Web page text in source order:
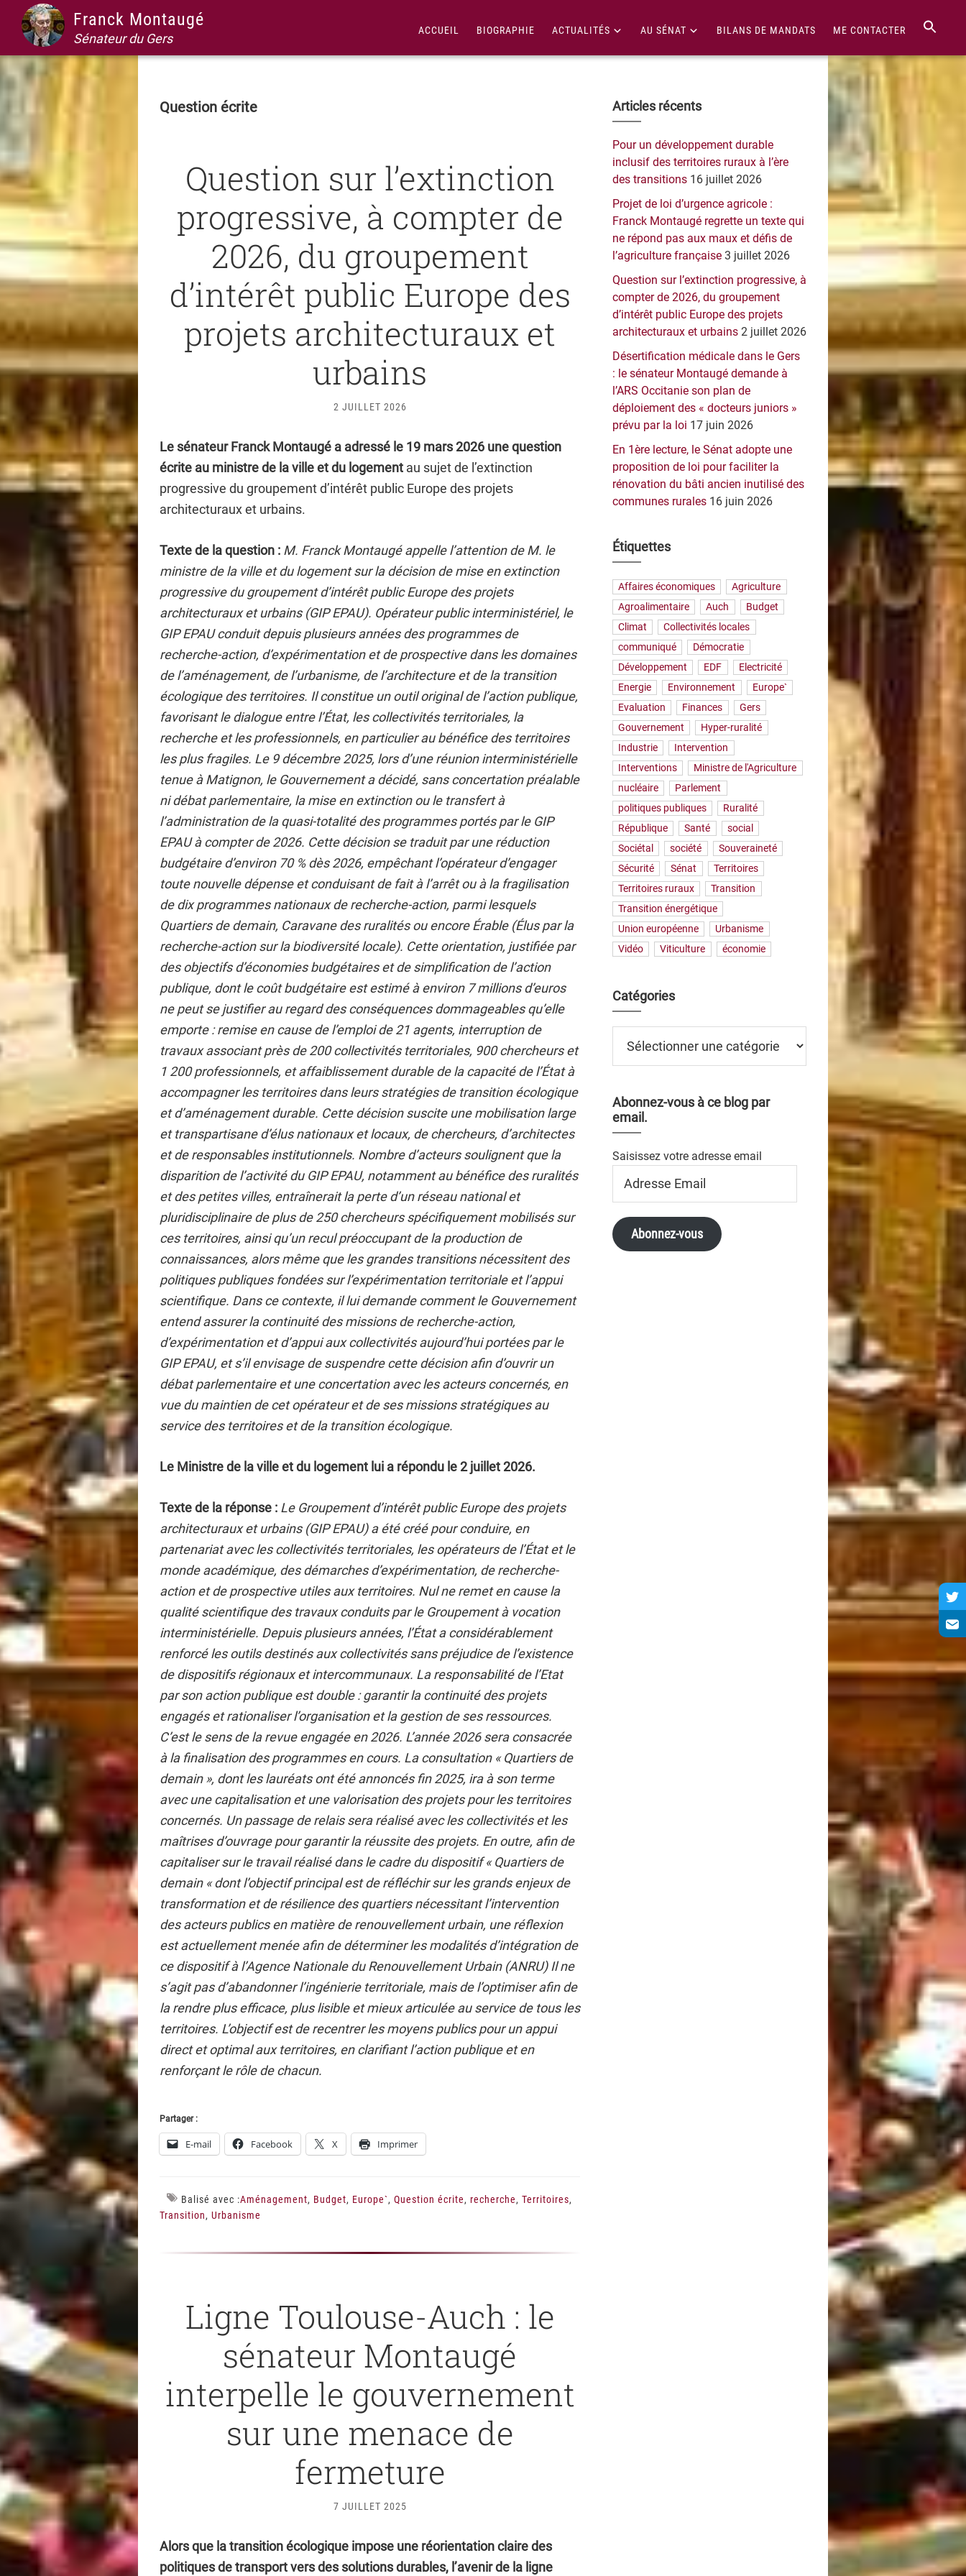
Passer
la
navigation
principale
Passer
contenu
principal
Passer
la
barre
latérale
principale
Passer
pied
de
page
Franck Montaugé
Sénateur du Gers
ACCUEIL BIOGRAPHIE ACTUALITÉS AU SÉNAT BILANS DE MANDATS ME CONTACTER
Question écrite
Question sur l’extinction
progressive, à compter de
2026, du groupement
d’intérêt public Europe des
projets architecturaux et
urbains
2 JUILLET 2026
Le sénateur Franck Montaugé a adressé le 19 mars 2026 une question
écrite au ministre de la ville et du logement au sujet de l’extinction
progressive du groupement d’intérêt public Europe des projets
architecturaux et urbains.
Texte de la question : M. Franck Montaugé appelle l’attention de M. le
ministre de la ville et du logement sur la décision de mise en extinction
progressive du groupement d’intérêt public Europe des projets
architecturaux et urbains (GIP EPAU). Opérateur public interministériel, le
GIP EPAU conduit depuis plusieurs années des programmes de
recherche-action, d’expérimentation et de prospective dans les domaines
de l’aménagement, de l’urbanisme, de l’architecture et de la transition
écologique des territoires. Il constitue un outil original de l’action publique,
favorisant le dialogue entre l’État, les collectivités territoriales, la
recherche et les professionnels, en particulier au bénéfice des territoires
les plus fragiles. Le 9 décembre 2025, lors d’une réunion interministérielle
tenue à Matignon, le Gouvernement a décidé, sans concertation préalable
ni débat parlementaire, la mise en extinction ou le transfert à
l’administration de la quasi-totalité des programmes portés par le GIP
EPAU à compter de 2026. Cette décision se traduit par une réduction
budgétaire d’environ 70 % dès 2026, empêchant l’opérateur d’engager
toute nouvelle dépense et conduisant de fait à l’arrêt ou à la fragilisation
de dix programmes nationaux de recherche-action, parmi lesquels
Quartiers de demain, Caravane des ruralités ou encore Érable (Élus par la
recherche-action sur la biodiversité locale). Cette orientation, justifiée par
des objectifs d’économies budgétaires et de simplification de l’action
publique, dont le coût budgétaire est estimé à environ 7 millions d’euros
ne peut se justifier au regard des conséquences dommageables qu’elle
emporte : remise en cause de l’emploi de 21 agents, interruption de
travaux associant près de 200 collectivités territoriales, 900 chercheurs et
1 200 professionnels, et affaiblissement durable de la capacité de l’État à
accompagner les territoires dans leurs stratégies de transition écologique
et d’aménagement durable. Cette décision suscite une mobilisation large
et transpartisane d’élus nationaux et locaux, de chercheurs, d’architectes
et de responsables institutionnels. Nombre d’acteurs soulignent que la
disparition de l’activité du GIP EPAU, notamment au bénéfice des ruralités
et des petites villes, entraînerait la perte d’un réseau national et
pluridisciplinaire de plus de 250 chercheurs spécifiquement mobilisés sur
ces territoires, ainsi qu’un recul préoccupant de la production de
connaissances, alors même que les grandes transitions nécessitent des
politiques publiques fondées sur l’expérimentation territoriale et l’appui
scientifique. Dans ce contexte, il lui demande comment le Gouvernement
entend assurer la continuité des missions de recherche-action,
d’expérimentation et d’appui aux collectivités aujourd’hui portées par le
GIP EPAU, et s’il envisage de suspendre cette décision afin d’ouvrir un
débat parlementaire et une concertation avec les acteurs concernés, en
vue du maintien de cet opérateur et de ses missions stratégiques au
service des territoires et de la transition écologique.
Le Ministre de la ville et du logement lui a répondu le 2 juillet 2026.
Texte de la réponse : Le Groupement d’intérêt public Europe des projets
architecturaux et urbains (GIP EPAU) a été créé pour conduire, en
partenariat avec les collectivités territoriales, les opérateurs de l’État et le
monde académique, des démarches d’expérimentation, de recherche-
action et de prospective utiles aux territoires. Nul ne remet en cause la
qualité scientifique des travaux conduits par le Groupement à vocation
interministérielle. Depuis plusieurs années, l’État a considérablement
renforcé les outils destinés aux collectivités sans préjudice de l’existence
de dispositifs régionaux et intercommunaux. La responsabilité de l’Etat
par son action publique est double : garantir la continuité des projets
engagés et rationaliser l’organisation et la gestion de ses ressources.
C’est le sens de la revue engagée en 2026. L’année 2026 sera consacrée
à la finalisation des programmes en cours. La consultation « Quartiers de
demain », dont les lauréats ont été annoncés fin 2025, ira à son terme
avec une capitalisation et une valorisation des projets pour les territoires
concernés. Un passage de relais sera réalisé avec les collectivités et les
maîtrises d’ouvrage pour garantir la réussite des projets. En outre, afin de
capitaliser sur le travail réalisé dans le cadre du dispositif « Quartiers de
demain « dont l’objectif principal est de réfléchir sur les grands enjeux de
transformation et de résilience des quartiers nécessitant l’intervention
des acteurs publics en matière de renouvellement urbain, une réflexion
est actuellement menée afin de déterminer les modalités d’intégration de
ce dispositif à l’Agence Nationale du Renouvellement Urbain (ANRU) Il ne
s’agit pas d’abandonner l’ingénierie territoriale, mais de l’optimiser afin de
la rendre plus efficace, plus lisible et mieux articulée au service de tous les
territoires. L’objectif est de recentrer les moyens publics pour un appui
direct et optimal aux territoires, en clarifiant l’action publique et en
renforçant le rôle de chacun.
Partager :
E-mail Facebook X Imprimer
Balisé avec :Aménagement, Budget, Europe`, Question écrite, recherche, Territoires,
Transition, Urbanisme
Ligne Toulouse-Auch : le
sénateur Montaugé
interpelle le gouvernement
sur une menace de
fermeture
7 JUILLET 2025
Alors que la transition écologique impose une réorientation claire des
politiques de transport vers des solutions durables, l’avenir de la ligne
Barre
latérale
principale
Articles récents
Pour un développement durable
inclusif des territoires ruraux à l’ère
des transitions 16 juillet 2026
Projet de loi d’urgence agricole :
Franck Montaugé regrette un texte qui
ne répond pas aux maux et défis de
l’agriculture française 3 juillet 2026
Question sur l’extinction progressive, à
compter de 2026, du groupement
d’intérêt public Europe des projets
architecturaux et urbains 2 juillet 2026
Désertification médicale dans le Gers
: le sénateur Montaugé demande à
l’ARS Occitanie son plan de
déploiement des « docteurs juniors »
prévu par la loi 17 juin 2026
En 1ère lecture, le Sénat adopte une
proposition de loi pour faciliter la
rénovation du bâti ancien inutilisé des
communes rurales 16 juin 2026
Étiquettes
Affaires économiques
Agriculture
Agroalimentaire
Auch
Budget
Climat
Collectivités locales
communiqué
Démocratie
Développement
EDF
Electricité
Energie
Environnement
Europe`
Evaluation
Finances
Gers
Gouvernement
Hyper-ruralité
Industrie
Intervention
Interventions
Ministre de l'Agriculture
nucléaire
Parlement
politiques publiques
Ruralité
République
Santé
social
Sociétal
société
Souveraineté
Sécurité
Sénat
Territoires
Territoires ruraux
Transition
Transition énergétique
Union européenne
Urbanisme
Vidéo
Viticulture économie
Catégories
Abonnez-vous à ce blog par
email.
Saisissez votre adresse email
Email
Abonnez-vous